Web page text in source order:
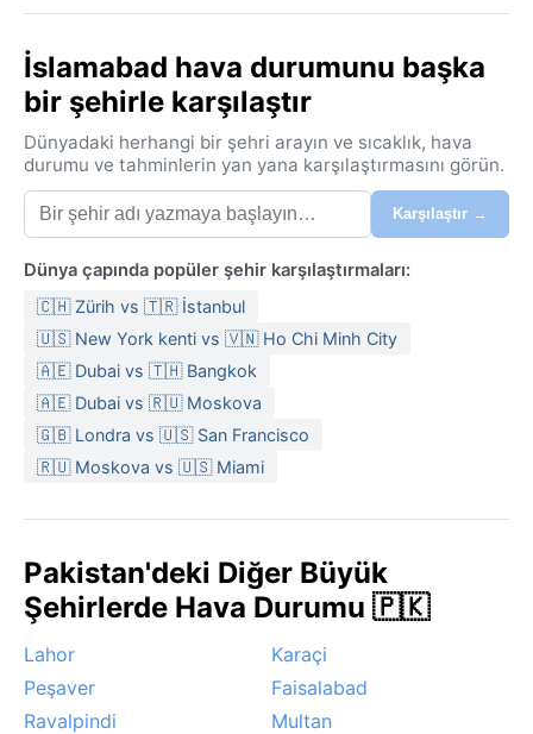
Köppen iklim sınıflandırmasına göre Cwa (kurak kışlı
nemli subtropikal) olan İslamabad’da yazlar sıcak ve
nemli geçer. Haziran sıcaklıkları 35°C’yi bulur, temmuz
ve ağustos muson yağmurlarıyla yüksek nem oranı
(%70-80) hissedilir. Kışlar ise ılıman ve kurudur;
aralık-şubat arası gündüz 15-20°C, gece 5°C’ye kadar
düşer. Yağış en yoğun muson döneminde (yıllık 1000
mm’nin üzeri) görülürken kış ayları neredeyse
yağışsızdır. Yaz için hafif, pamuklu kıyafetler; kış için
ince katmanlar ve bir ceket; muson için ise şemsiye ve
su geçirmez ayakkabılar önerilir.
Kış mevsimi (ekim-mart arası) en keyifli dönemdir;
havada bunaltıcı sıcak ya da aşırı nem yoktur. Muson
döneminde ani sel riski olabilir, özellikle tepelik
bölgelerde. Kış aylarında nadiren sis görülür, kar ise
Tepeleri’nin zirveleri zamanla beyazlanır. En rahat
İslamabad hava durumunu başka
bir şehirle karşılaştır
Dünyadaki herhangi bir şehri arayın ve sıcaklık, hava
durumu ve tahminlerin yan yana karşılaştırmasını görün.
Karşılaştır →
Dünya çapında popüler şehir karşılaştırmaları:
🇨🇭 Zürih vs 🇹🇷 İstanbul
🇺🇸 New York kenti vs 🇻🇳 Ho Chi Minh City
🇦🇪 Dubai vs 🇹🇭 Bangkok
🇦🇪 Dubai vs 🇷🇺 Moskova
🇬🇧 Londra vs 🇺🇸 San Francisco
🇷🇺 Moskova vs 🇺🇸 Miami
Pakistan'deki Diğer Büyük
Şehirlerde Hava Durumu 🇵🇰
Lahor
Karaçi
Peşaver
Faisalabad
Ravalpindi
Multan